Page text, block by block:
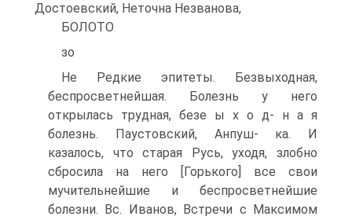
Достоевский, Неточна Незванова,
БОЛОТО
зо
Не Редкие эпитеты. Безвыходная,
беспросветнейшая. Болезнь у него
открылась трудная, безе ы х о д- н а я
болезнь. Паустовский, Анпуш- ка. И
казалось, что старая Русь, уходя, злобно
сбросила на него [Горького] все свои
мучительнейшие и беспросветнейшие
болезни. Вс. Иванов, Встречи с Максимом